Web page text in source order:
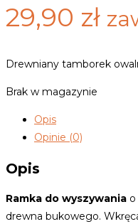
29,90 zł
Drewniany tamborek
Brak w magazynie
Opis
Opinie (0)
Opis
Ramka do wyszywania
drewna bukowego.